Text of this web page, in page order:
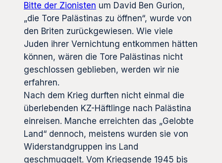
Bitte der Zionisten um David Ben Gurion,
„die Tore Palästinas zu öffnen“, wurde von
den Briten zurückgewiesen. Wie viele
Juden ihrer Vernichtung entkommen hätten
können, wären die Tore Palästinas nicht
geschlossen geblieben, werden wir nie
erfahren.
Nach dem Krieg durften nicht einmal die
überlebenden KZ-Häftlinge nach Palästina
einreisen. Manche erreichten das „Gelobte
Land“ dennoch, meistens wurden sie von
Widerstandgruppen ins Land
geschmuggelt. Vom Kriegsende 1945 bis